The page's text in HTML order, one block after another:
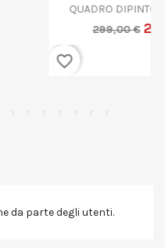
da parte degli utenti.